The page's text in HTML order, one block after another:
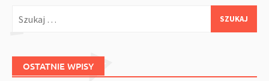
OSTATNIE WPISY